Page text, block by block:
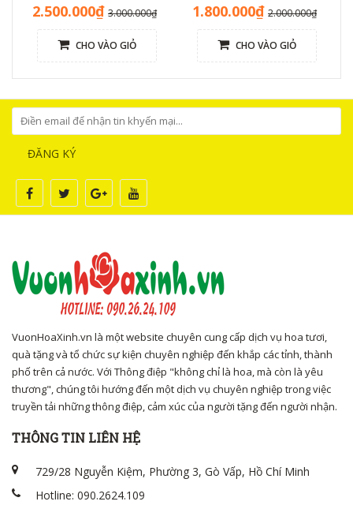
2.500.000₫ 3.000.000₫
CHO VÀO GIỎ
1.800.000₫ 2.000.000₫
CHO VÀO GIỎ
ĐĂNG KÝ
VuonHoaXinh.vn là một website chuyên cung cấp dịch vụ hoa tươi,
quà tặng và tổ chức sự kiện chuyên nghiệp đến khắp các tỉnh, thành
phố trên cả nước. Với Thông điệp "không chỉ là hoa, mà còn là yêu
thương", chúng tôi hướng đến một dịch vụ chuyên nghiệp trong việc
truyền tải những thông điệp, cảm xúc của người tặng đến người nhận.
THÔNG TIN LIÊN HỆ
729/28 Nguyễn Kiệm, Phường 3, Gò Vấp, Hồ Chí Minh
Hotline: 090.2624.109